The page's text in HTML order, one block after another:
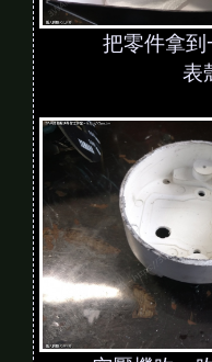
把零件拿
表